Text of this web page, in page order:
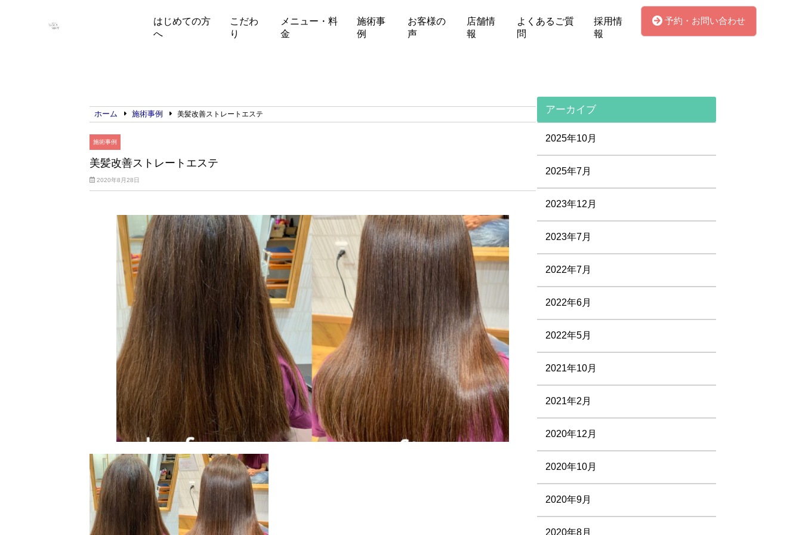
はじめての方
へ
こだわ
り
メニュー・料
金
施術事
例
お客様の
声
店舗情
報
よくあるご質
問
採用情
報
予約・お問い合わせ
ホーム 施術事例 美髪改善ストレートエステ
施術事例
美髪改善ストレートエステ
2020年8月28日
アーカイブ
2025年10月
2025年7月
2023年12月
2023年7月
2022年7月
2022年6月
2022年5月
2021年10月
2021年2月
2020年12月
2020年10月
2020年9月
2020年8月